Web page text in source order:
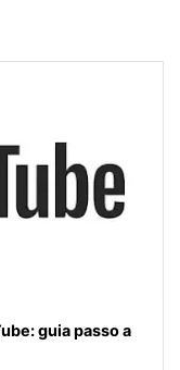
guia passo a